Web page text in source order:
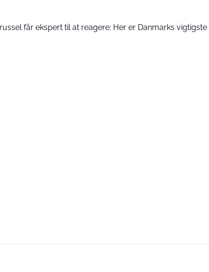
får ekspert til at reagere: Her er Danmarks vigtigste